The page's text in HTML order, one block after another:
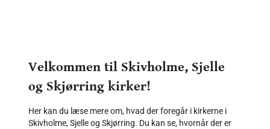
Velkommen til Skivholme, Sjelle
og Skjørring kirker!
Her kan du læse mere om, hvad der foregår i kirkerne i
Skivholme, Sjelle og Skjørring. Du kan se, hvornår der er